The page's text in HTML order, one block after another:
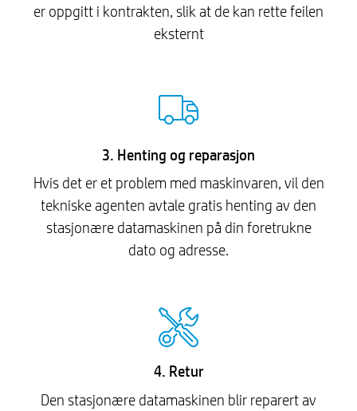
er oppgitt i kontrakten, slik at de kan rette feilen
eksternt
3. Henting og reparasjon
Hvis det er et problem med maskinvaren, vil den
tekniske agenten avtale gratis henting av den
stasjonære datamaskinen på din foretrukne
dato og adresse.
4. Retur
Den stasjonære datamaskinen blir reparert av